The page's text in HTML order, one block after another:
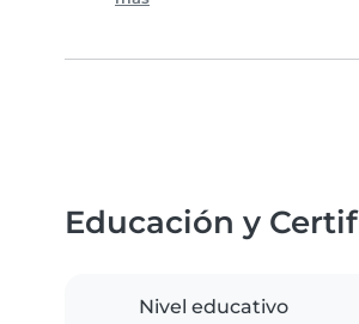
Educación y
Nivel educativo